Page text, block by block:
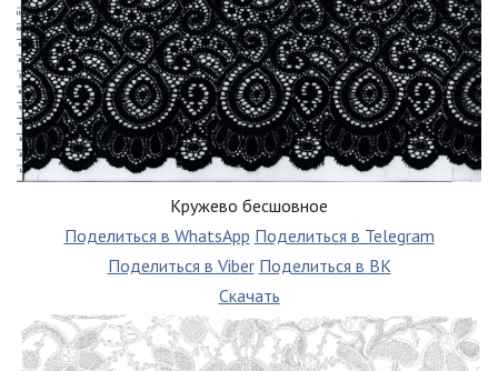
Кружево бесшовное
Поделиться в WhatsApp Поделиться в Telegram
Поделиться в Viber Поделиться в ВК
Скачать